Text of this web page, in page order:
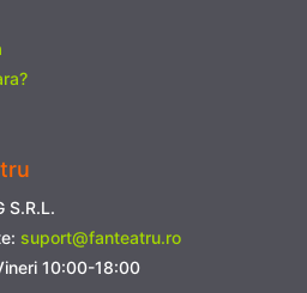
S.R.L.
suport@fanteatru.ro
10:00-18:00